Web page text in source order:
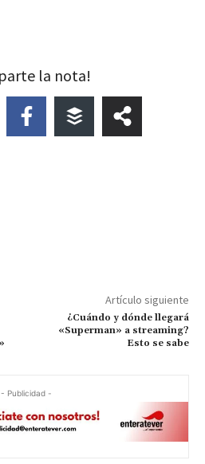
la nota!
Artículo siguiente
¿Cuándo y dónde llegará
«Superman» a streaming?
Esto se sabe
- Publicidad -